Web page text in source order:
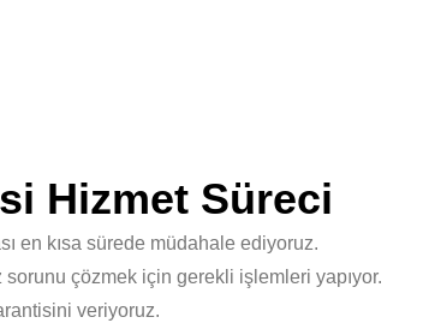
Hizmet Süreci
en kısa sürede müdahale ediyoruz.
çözmek için gerekli işlemleri yapıyor.
veriyoruz.